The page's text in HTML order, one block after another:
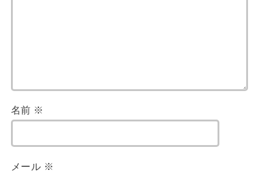
名前 ※
メール ※